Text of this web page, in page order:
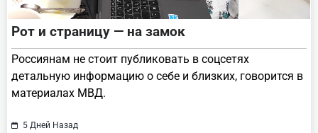
Рот и страницу — на замок
Россиянам не стоит публиковать в соцсетях
детальную информацию о себе и близких, говорится в
материалах МВД.
5 Дней Назад